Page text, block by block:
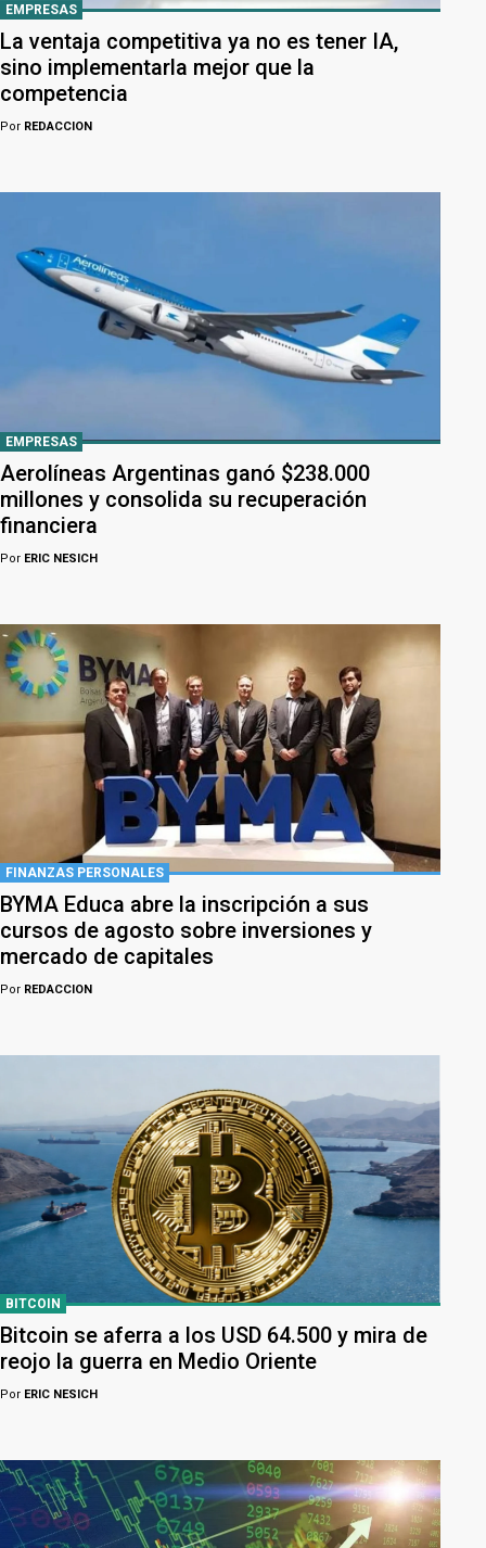
EMPRESAS
La ventaja competitiva ya no es tener IA,
sino implementarla mejor que la
competencia
Por REDACCION
EMPRESAS
Aerolíneas Argentinas ganó $238.000
millones y consolida su recuperación
financiera
Por ERIC NESICH
FINANZAS PERSONALES
BYMA Educa abre la inscripción a sus
cursos de agosto sobre inversiones y
mercado de capitales
Por REDACCION
BITCOIN
Bitcoin se aferra a los USD 64.500 y mira de
reojo la guerra en Medio Oriente
Por ERIC NESICH